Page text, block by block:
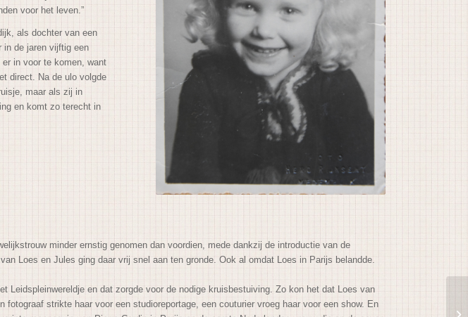
voor het leven.”
als dochter van een
in de jaren vijftig een
er in voor te komen, want
direct. Na de ulo volgde
maar als zij in
en komt zo terecht in
minder ernstig genomen dan voordien, mede dankzij de introductie van de
Loes en Jules ging daar vrij snel aan ten gronde. Ook al omdat Loes in Parijs belandde.
Leidspleinwereldje en dat zorgde voor de nodige kruisbestuiving. Zo kon het dat Loes van
fotograaf strikte haar voor een studioreportage, een couturier vroeg haar voor een show. En